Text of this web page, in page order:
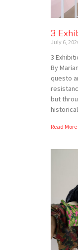
3
July 6,
3
By
questo
but
Read More